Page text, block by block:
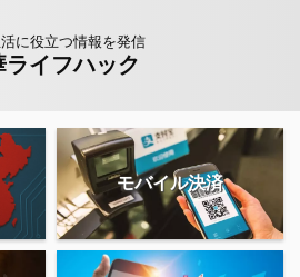
に役立つ情報を発信
ライフハック
モバイル決済